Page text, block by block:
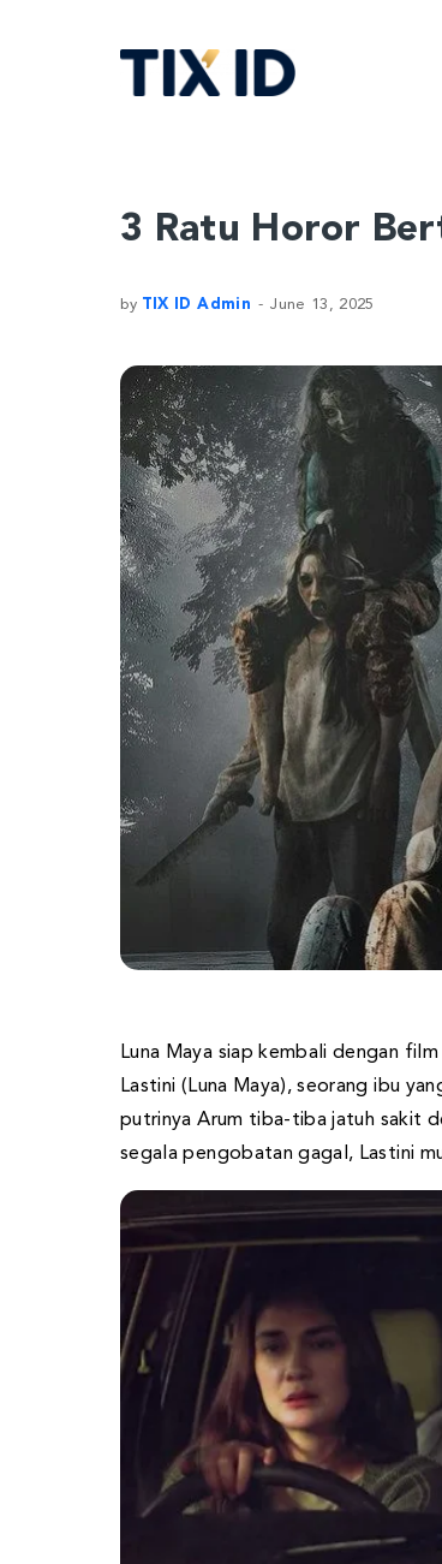
3 Ratu Horor
by TIX ID Admin June 13, 2025
Luna Maya siap kembali dengan
Lastini (Luna Maya), seorang ibu
putrinya Arum tiba-tiba jatuh sakit
segala pengobatan gagal, Lastini